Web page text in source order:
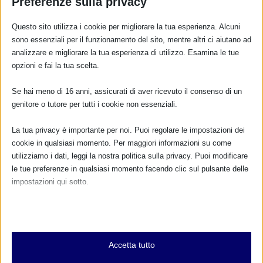
POST CORRELATI
Questo sito utilizza i cookie per migliorare la tua esperienza. Alcuni
sono essenziali per il funzionamento del sito, mentre altri ci aiutano ad
analizzare e migliorare la tua esperienza di utilizzo. Esamina le tue
opzioni e fai la tua scelta.
Se hai meno di 16 anni, assicurati di aver ricevuto il consenso di un
genitore o tutore per tutti i cookie non essenziali.
La tua privacy è importante per noi. Puoi regolare le impostazioni dei
cookie in qualsiasi momento. Per maggiori informazioni su come
utilizziamo i dati, leggi la nostra politica sulla privacy. Puoi modificare
le tue preferenze in qualsiasi momento facendo clic sul pulsante delle
impostazioni qui sotto.
Essenziali
I cookie e i servizi essenziali abilitano le funzioni di base e sono
Accetta tutto